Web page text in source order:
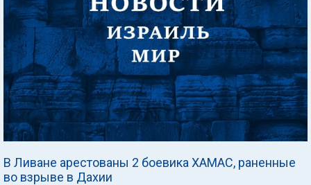
В Ливане арестованы 2 боевика ХАМАС, раненные
во взрыве в Дахии